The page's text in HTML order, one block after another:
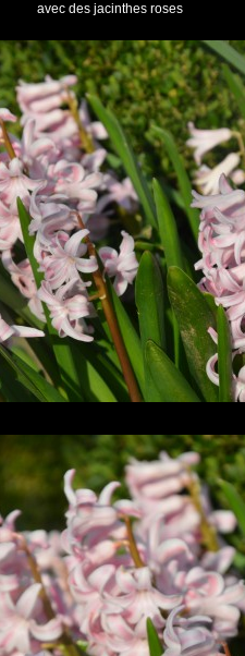
avec des jacinthes roses